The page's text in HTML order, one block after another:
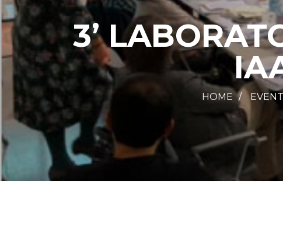
3’
HOME